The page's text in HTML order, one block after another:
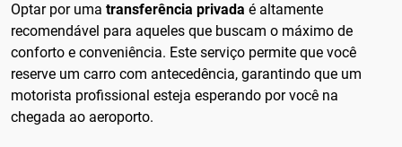
Optar por uma transferência privada é altamente
recomendável para aqueles que buscam o máximo de
conforto e conveniência. Este serviço permite que você
reserve um carro com antecedência, garantindo que um
motorista profissional esteja esperando por você na
chegada ao aeroporto.